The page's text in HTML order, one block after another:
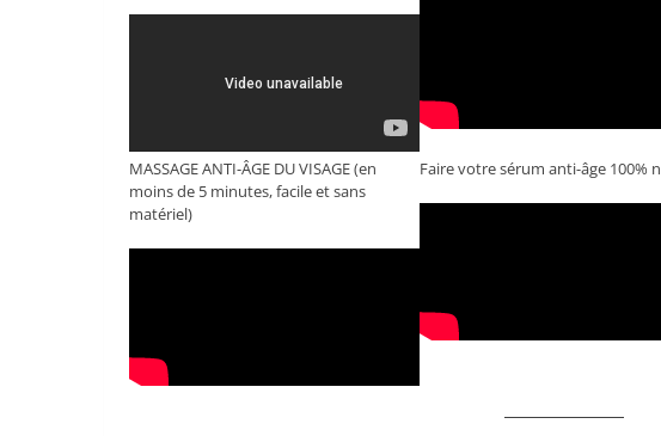
MASSAGE ANTI-ÂGE DU VISAGE (en
moins de 5 minutes, facile et sans
matériel)
Faire votre sérum anti-âge 100%